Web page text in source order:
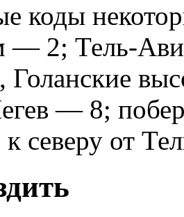
коды
— 2; Тель-
Голанские
— 8;
к северу от